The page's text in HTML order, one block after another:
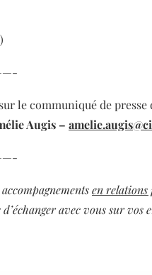
le communiqué de presse
Augis –
en relations
avec vous sur vos